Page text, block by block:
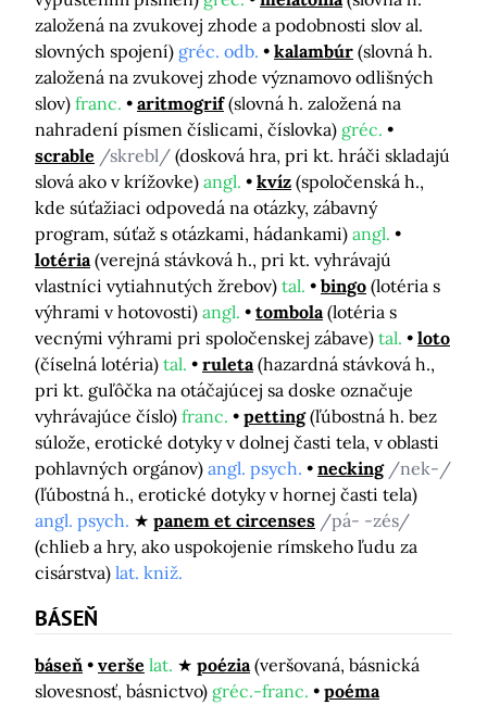
založená na zvukovej zhode a podobnosti slov al.
slovných spojení) gréc. odb. kalambúr (slovná h.
založená na zvukovej zhode významovo odlišných
slov) franc. aritmogrif (slovná h. založená na
nahradení písmen číslicami, číslovka) gréc.
scrable /skrebl/ (dosková hra, pri kt. hráči skladajú
slová ako v krížovke) angl. kvíz (spoločenská h.,
kde súťažiaci odpovedá na otázky, zábavný
program, súťaž s otázkami, hádankami) angl.
lotéria (verejná stávková h., pri kt. vyhrávajú
vlastníci vytiahnutých žrebov) tal. bingo (lotéria s
výhrami v hotovosti) angl. tombola (lotéria s
vecnými výhrami pri spoločenskej zábave) tal.
loto
(číselná lotéria) tal. ruleta (hazardná stávková h.,
pri kt. guľôčka na otáčajúcej sa doske označuje
vyhrávajúce číslo) franc. petting (ľúbostná h. bez
súlože, erotické dotyky v dolnej časti tela, v oblasti
pohlavných orgánov) angl. psych. necking /nek-/
(ľúbostná h., erotické dotyky v hornej časti tela)
angl. psych.
panem et circenses /pá- -zés/
(chlieb a hry, ako uspokojenie rímskeho ľudu za
cisárstva) lat. kniž.
BÁSEŇ
báseň verše lat. poézia (veršovaná, básnická
slovesnosť, básnictvo) gréc.-franc.
poéma